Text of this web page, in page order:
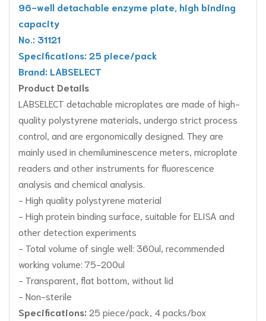
96-well detachable enzyme plate, high binding
capacity
No.: 31121
Specifications: 25 piece/pack
Brand: LABSELECT
Product Details
LABSELECT detachable microplates are made of high-
quality polystyrene materials, undergo strict process
control, and are ergonomically designed. They are
mainly used in chemiluminescence meters, microplate
readers and other instruments for fluorescence
analysis and chemical analysis.
- High quality polystyrene material
- High protein binding surface, suitable for ELISA and
other detection experiments
- Total volume of single well: 360ul, recommended
working volume: 75-200ul
- Transparent, flat bottom, without lid
- Non-sterile
Specifications: 25 piece/pack, 4 packs/box